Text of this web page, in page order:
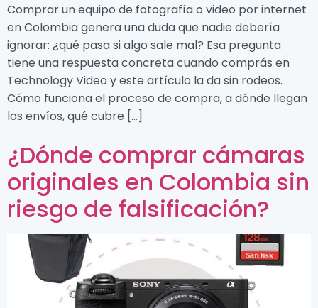
Comprar un equipo de fotografía o video por internet
en Colombia genera una duda que nadie debería
ignorar: ¿qué pasa si algo sale mal? Esa pregunta
tiene una respuesta concreta cuando comprás en
Technology Video y este artículo la da sin rodeos.
Cómo funciona el proceso de compra, a dónde llegan
los envíos, qué cubre […]
¿Dónde comprar cámaras
originales en Colombia sin
riesgo de falsificación?